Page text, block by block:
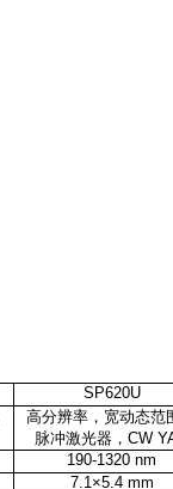
SP620U
高分辨率，宽动态范
脉冲激光器， CW
190-1320 nm
7.1×5.4 mm